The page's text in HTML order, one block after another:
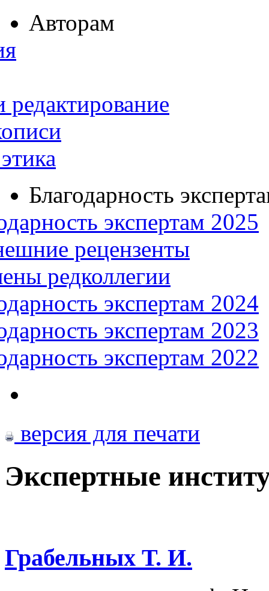
Авторам
редактирование
Благодарность
экспертам 2025
рецензенты
редколлегии
экспертам 2024
экспертам 2023
экспертам 2022
версия для печати
Экспертные
Грабельных Т. И.